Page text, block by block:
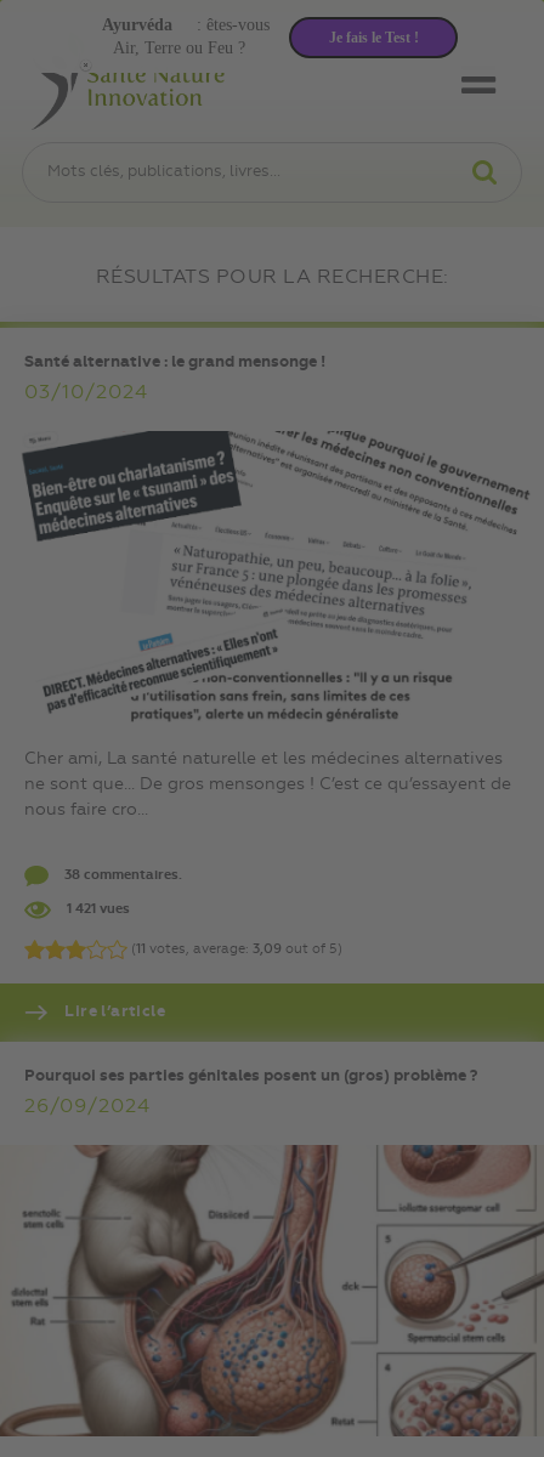
RÉSULTATS POUR LA RECHERCHE:
Santé alternative : le grand mensonge !
03/10/2024
Cher ami, La santé naturelle et les médecines alternatives
ne sont que… De gros mensonges ! C’est ce qu’essayent de
nous faire cro...
38 commentaires.
1 421 vues
(11 votes, average: 3,09 out of 5)
Lire l’article
Pourquoi ses parties génitales posent un (gros) problème ?
26/09/2024
Air, Terre ou Feu ?
Ayurvéda : êtes-vous
Je fais le Test !